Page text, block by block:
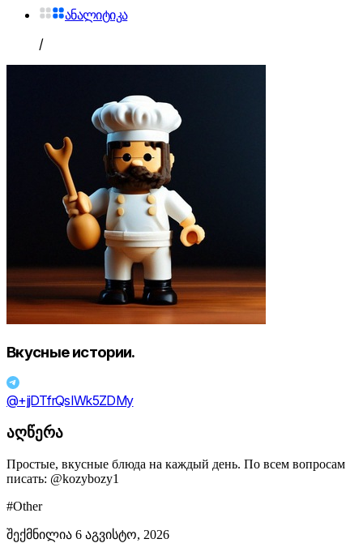
ანალიტიკა
/
Вкусные истории.
@+jjDTfrQsIWk5ZDMy
აღწერა
Простые, вкусные блюда на каждый день. По всем вопросам
писать: @kozybozy1
#Other
შექმნილია 6 აგვისტო, 2026